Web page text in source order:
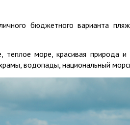
бюджетного варианта
теплое море, красивая природа и
водопады, национальный